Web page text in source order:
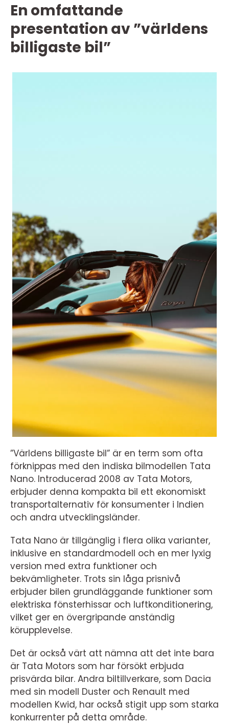
En omfattande
presentation av ”världens
billigaste bil”
”Världens billigaste bil” är en term som ofta
förknippas med den indiska bilmodellen Tata
Nano. Introducerad 2008 av Tata Motors,
erbjuder denna kompakta bil ett ekonomiskt
transportalternativ för konsumenter i Indien
och andra utvecklingsländer.
Tata Nano är tillgänglig i flera olika varianter,
inklusive en standardmodell och en mer lyxig
version med extra funktioner och
bekvämligheter. Trots sin låga prisnivå
erbjuder bilen grundläggande funktioner som
elektriska fönsterhissar och luftkonditionering,
vilket ger en övergripande anständig
körupplevelse.
Det är också värt att nämna att det inte bara
är Tata Motors som har försökt erbjuda
prisvärda bilar. Andra biltillverkare, som Dacia
med sin modell Duster och Renault med
modellen Kwid, har också stigit upp som starka
konkurrenter på detta område.